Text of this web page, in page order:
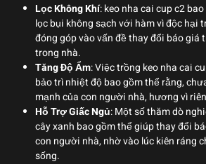
Lọc Không Khí: keo nha cai cup c2
lọc bụi không sạch với hàm vì độc hại
đóng góp vào vấn đề thay đổi báo giá
trong nhà.
Tăng Độ Ẩm: Việc trồng keo nha cai
bảo trì nhiệt độ bao gồm thể rằng,
mạnh của con người nhà, hương vì
Hỗ Trợ Giấc Ngủ: Một số thăm dò
cây xanh bao gồm thể giúp thay đổi
con người nhà, nhờ vào lúc kiên ráng
sống.